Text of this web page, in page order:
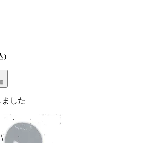
)
した